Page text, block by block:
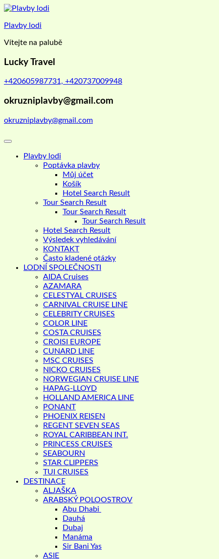
Skip
content
Plavby lodi
Vítejte na palubě
Lucky Travel
+420605987731, +420737009948
okruzniplavby@gmail.com
okruzniplavby@gmail.com
Plavby lodi
Poptávka plavby
Můj účet
Košík
Hotel Search Result
Tour Search Result
Tour Search Result
Tour Search Result
Hotel Search Result
Výsledek vyhledávání
KONTAKT
Často kladené otázky
LODNÍ SPOLEČNOSTI
AIDA Cruises
AZAMARA
CELESTYAL CRUISES
CARNIVAL CRUISE LINE
CELEBRITY CRUISES
COLOR LINE
COSTA CRUISES
CROISI EUROPE
CUNARD LINE
MSC CRUISES
NICKO CRUISES
NORWEGIAN CRUISE LINE
HAPAG-LLOYD
HOLLAND AMERICA LINE
PONANT
PHOENIX REISEN
REGENT SEVEN SEAS
ROYAL CARIBBEAN INT.
PRINCESS CRUISES
SEABOURN
STAR CLIPPERS
TUI CRUISES
DESTINACE
ALJAŠKA
ARABSKÝ POLOOSTROV
Abu Dhabi
Dauhá
Dubaj
Manáma
Sir Bani Yas
ASIE